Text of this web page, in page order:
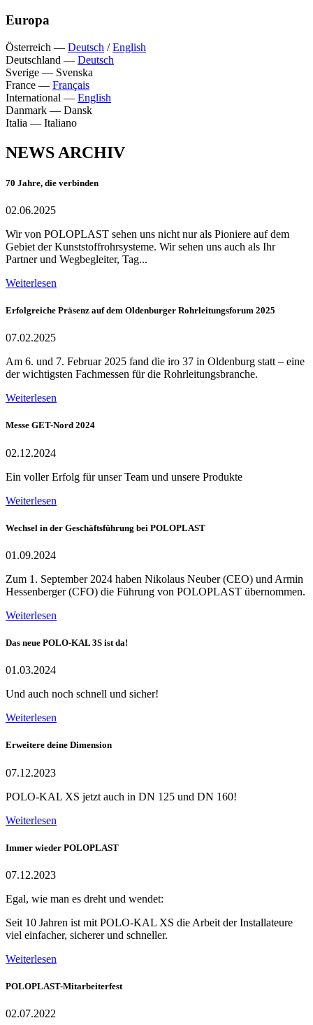
Europa
Österreich — Deutsch /English
Deutschland — Deutsch
Sverige — Svenska
France — Français
International — English
Danmark — Dansk
Italia — Italiano
NEWS ARCHIV
70 Jahre, die verbinden
02.06.2025
Wir von POLOPLAST sehen uns nicht nur als Pioniere auf dem
Gebiet der Kunststoffrohrsysteme. Wir sehen uns auch als Ihr
Partner und Wegbegleiter, Tag...
Weiterlesen
Erfolgreiche Präsenz auf dem Oldenburger Rohrleitungsforum 2025
07.02.2025
Am 6. und 7. Februar 2025 fand die iro 37 in Oldenburg statt – eine
der wichtigsten Fachmessen für die Rohrleitungsbranche.
Weiterlesen
Messe GET-Nord 2024
02.12.2024
Ein voller Erfolg für unser Team und unsere Produkte
Weiterlesen
Wechsel in der Geschäftsführung bei POLOPLAST
01.09.2024
Zum 1. September 2024 haben Nikolaus Neuber (CEO) und Armin
Hessenberger (CFO) die Führung von POLOPLAST übernommen.
Weiterlesen
Das neue POLO-KAL 3S ist da!
01.03.2024
Und auch noch schnell und sicher!
Weiterlesen
Erweitere deine Dimension
07.12.2023
POLO-KAL XS jetzt auch in DN 125 und DN 160!
Weiterlesen
Immer wieder POLOPLAST
07.12.2023
Egal, wie man es dreht und wendet:
Seit 10 Jahren ist mit POLO-KAL XS die Arbeit der Installateure
viel einfacher, sicherer und schneller.
Weiterlesen
POLOPLAST-Mitarbeiterfest
02.07.2022